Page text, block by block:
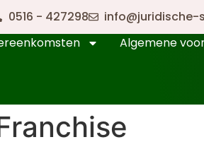
0516 - 427298 info@juridische-
Algemene